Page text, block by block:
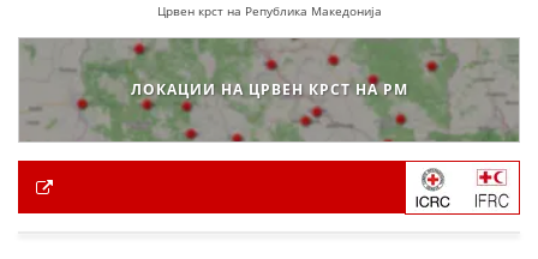
Црвен крст на Република Македонија
ЛОКАЦИИ НА ЦРВЕН КРСТ НА РМ